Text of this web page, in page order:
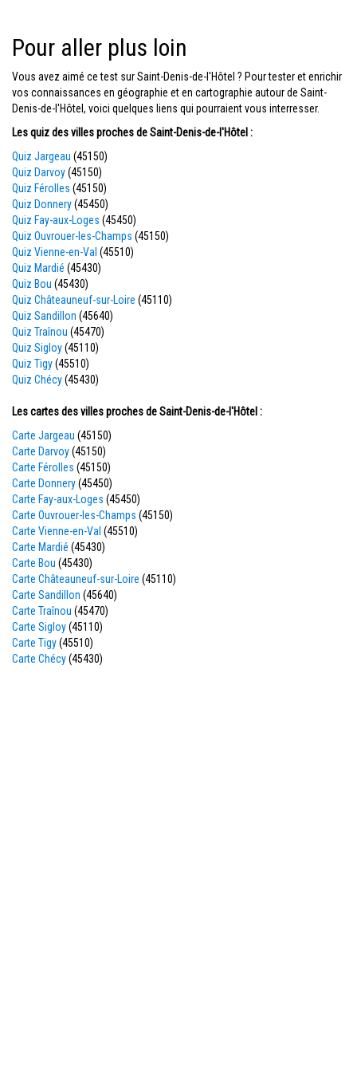
Pour aller plus loin
Vous avez aimé ce test sur Saint-Denis-de-l'Hôtel ? Pour tester et enrichir
vos connaissances en géographie et en cartographie autour de Saint-
Denis-de-l'Hôtel, voici quelques liens qui pourraient vous interresser.
Les quiz des villes proches de Saint-Denis-de-l'Hôtel :
Quiz Jargeau (45150)
Quiz Darvoy(45150)
Quiz Férolles (45150)
Quiz Donnery(45450)
Quiz Fay-aux-Loges (45450)
Quiz Ouvrouer-les-Champs (45150)
Quiz Vienne-en-Val (45510)
Quiz Mardié (45430)
Quiz Bou (45430)
Quiz Châteauneuf-sur-Loire (45110)
Quiz Sandillon (45640)
Quiz Traînou (45470)
Quiz Sigloy(45110)
Quiz Tigy(45510)
Quiz Chécy(45430)
Les cartes des villes proches de Saint-Denis-de-l'Hôtel :
Carte Jargeau (45150)
Carte Darvoy(45150)
Carte Férolles (45150)
Carte Donnery(45450)
Carte Fay-aux-Loges (45450)
Carte Ouvrouer-les-Champs (45150)
Carte Vienne-en-Val (45510)
Carte Mardié (45430)
Carte Bou (45430)
Carte Châteauneuf-sur-Loire (45110)
Carte Sandillon (45640)
Carte Traînou (45470)
Carte Sigloy(45110)
Carte Tigy(45510)
Carte Chécy(45430)